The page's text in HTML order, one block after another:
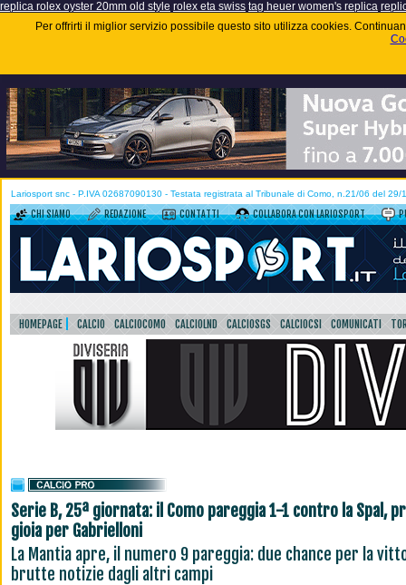
replica rolex oyster 20mm old style rolex eta swiss tag heuer women's replica
Per offrirti il miglior servizio possibile questo sito utilizza cookies.
Lariosport snc - P.IVA 02687090130 - Testata registrata al Tribunale di Como, n.21/06 del 29/
CHI SIAMO REDAZIONE CONTATTI COLLABORA CON LARIOSPORT
HOMEPAGE CALCIO CALCIOCOMO CALCIOLND CALCIOSGS CALCIOCSI COMUNICATI
Serie B, 25ª giornata: il Como pareggia 1-1 contro la Spal,
gioia per Gabrielloni
La Mantia apre, il numero 9 pareggia: due chance per la
brutte notizie dagli altri campi